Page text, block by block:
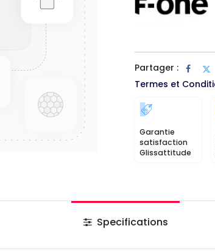
Partager :
Termes et
Garantie
satisfaction
Glissattitude
Specifications